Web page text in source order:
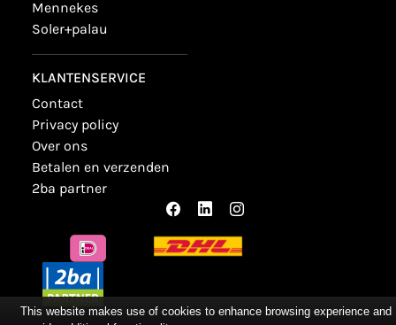
mennekes
soler+palau
KLANTENSERVICE
contact
privacy policy
over ons
betalen en verzenden
2ba partner
This website makes use of cookies to enhance browsing experience and